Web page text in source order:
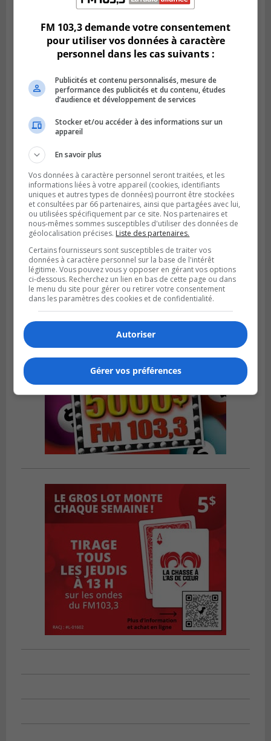
Publié le 5 août 2026 à 09h42
La SQ lance un appel à la population pour
retrouver un homme disparu
BOUCHERVILLE
Publié le 5 août 2026 à 06h54
La SQ recense 18 décès pendant les
vacances de la construction
FM 103,3 demande votre consentement
pour utiliser vos données à caractère
personnel dans les cas suivants :
Publicités et contenu personnalisés, mesure de
performance des publicités et du contenu, études
d’audience et développement de services
Stocker et/ou accéder à des informations sur un
appareil
En savoir plus
Vos données à caractère personnel seront traitées, et les
informations liées à votre appareil (cookies, identifiants
uniques et autres types de données) pourront être stockées
et consultées par 66 partenaires, ainsi que partagées avec lui,
ou utilisées spécifiquement par ce site. Nos partenaires et
nous-mêmes sommes susceptibles d'utiliser des données de
géolocalisation précises. Liste des partenaires.
Certains fournisseurs sont susceptibles de traiter vos
données à caractère personnel sur la base de l'intérêt
légitime. Vous pouvez vous y opposer en gérant vos options
ci-dessous. Recherchez un lien en bas de cette page ou dans
le menu du site pour gérer ou retirer votre consentement
dans les paramètres des cookies et de confidentialité.
Autoriser
Gérer vos préférences